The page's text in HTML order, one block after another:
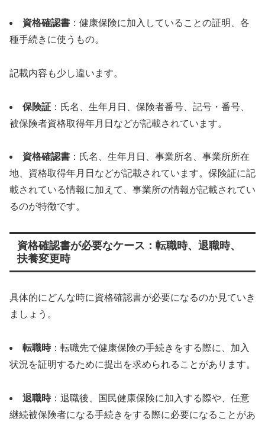
資格確認書 ：健康保険に加入していることの証明、各
種手続きに使うもの。
記載内容も少し違います。
保険証 ：氏名、生年月日、保険者番号、記号・番号、
被保険者資格取得年月日などが記載されています。
資格確認書 ：氏名、生年月日、事業所名、事業所所在
地、資格取得年月日などが記載されています。保険証に記
載されている情報に加えて、事業所の情報が記載されてい
るのが特徴です。
資格確認書が必要なケース：転職時、退職時、
扶養変更時
具体的にどんな時に資格確認書が必要になるのか見ていき
ましょう。
転職時：転職先で健康保険の手続きをする際に、加入
状況を証明するために提出を求められることがあります。
退職時：退職後、国民健康保険に加入する際や、任意
継続被保険者になる手続きをする際に必要になることがあ